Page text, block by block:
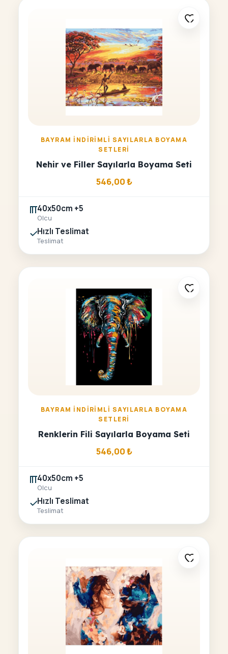
BAYRAM İNDIRIMLI SAYILARLA BOYAMA
SETLERI
Nehir ve Filler Sayılarla Boyama Seti
546,00₺
40x50cm +5
Olcu
Hızlı Teslimat
Teslimat
BAYRAM İNDIRIMLI SAYILARLA BOYAMA
SETLERI
Renklerin Fili Sayılarla Boyama Seti
546,00₺
40x50cm +5
Olcu
Hızlı Teslimat
Teslimat